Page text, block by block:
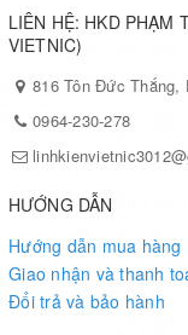
LIÊN HỆ: HKD PHẠM
VIETNIC)
816 Tôn Đức Thắng,
0964-230-278
HƯỚNG DẪN
Hướng dẫn mua hàng
Giao nhận và thanh
Đổi trả và bảo hành